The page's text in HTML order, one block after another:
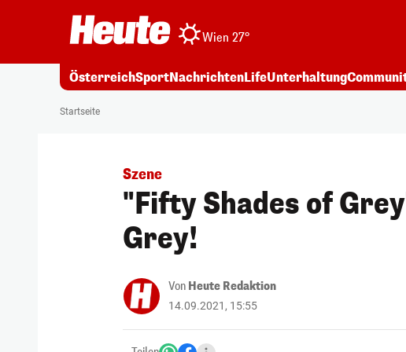
Wien 27°
ÖsterreichSportNachrichtenLifeUnterhaltung
Startseite
Szene
"Fifty Shades of
Grey!
Von Heute Redaktion
14.09.2021, 15:55